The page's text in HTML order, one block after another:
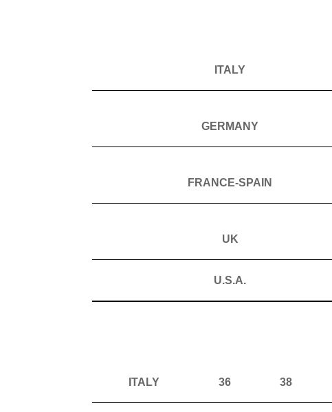
ITALY
GERMANY
FRANCE-SPAIN
UK
U.S.A.
ITALY 36 38